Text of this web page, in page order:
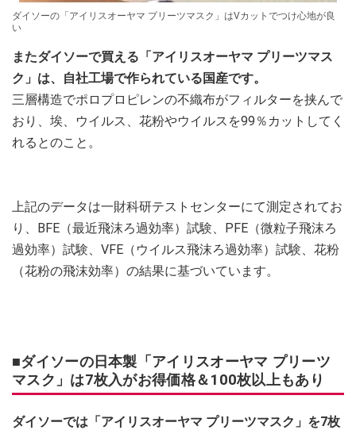
ダイソーの「アイリスオーヤマ プリーツマスク」はVカットでつけ心地が良
い
またダイソーで買える「アイリスオーヤマ プリーツマス
ク」は、自社工場で作られている国産です。
三層構造でポロプロピレンの不織布がフィルターを挟んで
おり、埃、ウイルス、花粉やウイルスを99％カットしてく
れるとのこと。
上記のデータは一財科研テストセンターにて測定されてお
り、BFE（最近飛沫ろ過効率）試験、PFE（微粒子飛沫ろ
過効率）試験、VFE（ウイルス飛沫ろ過効率）試験、花粉
（花粉の飛沫効率）の結果に基づいています。
■ダイソーの日本製「アイリスオーヤマ プリーツ
マスク」は7枚入がお得価格＆100枚以上もあり
ダイソーでは「アイリスオーヤマ プリーツマスク」を7枚